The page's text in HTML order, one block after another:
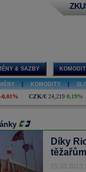
& SAZBY
MĚNY KOMODITY
-0,01% CZK/€ 24,219 0,19%
Díky
15.10.2013